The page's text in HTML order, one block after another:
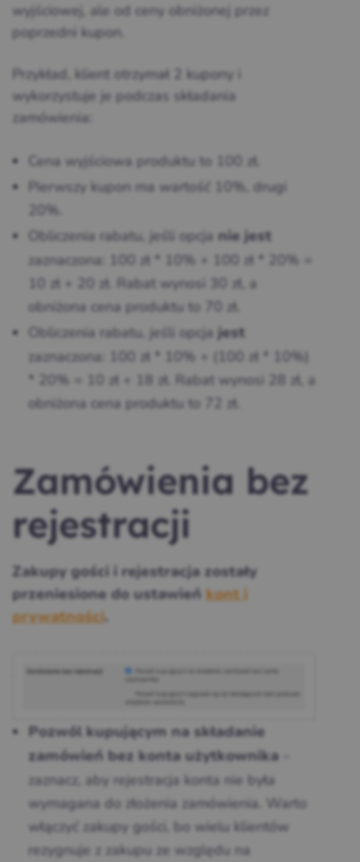
wyjściowej, ale od ceny obniżonej przez
poprzedni kupon.
Przykład, klient otrzymał 2 kupony i
wykorzystuje je podczas składania
zamówienia:
Cena wyjściowa produktu to 100 zł.
Pierwszy kupon ma wartość 10%, drugi
20%.
Obliczenia rabatu, jeśli opcja nie jest
zaznaczona: 100 zł * 10% + 100 zł * 20% =
10 zł + 20 zł. Rabat wynosi 30 zł, a
obniżona cena produktu to 70 zł.
Obliczenia rabatu, jeśli opcja jest
zaznaczona: 100 zł * 10% + (100 zł * 10%)
* 20% = 10 zł + 18 zł. Rabat wynosi 28 zł, a
obniżona cena produktu to 72 zł.
Zamówienia bez
rejestracji
Zakupy gości i rejestracja zostały
przeniesione do ustawień
kont i
prywatności
Pozwól kupującym na składanie
zamówień bez konta użytkownika
zaznacz, aby rejestracja konta nie była
wymagana do złożenia zamówienia. Warto
włączyć zakupy gości, bo wielu klientów
rezygnuje z zakupu ze względu na